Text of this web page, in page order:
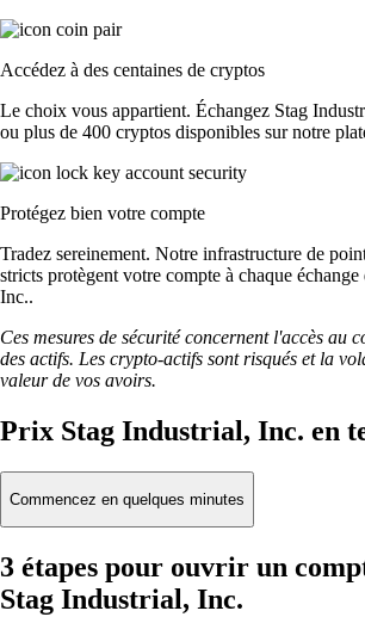
Accédez à des centaines de cryptos
Le choix vous appartient. Échangez Stag
ou plus de 400 cryptos disponibles sur notre
Protégez bien votre compte
Tradez sereinement. Notre infrastructure de
stricts protègent votre compte à chaque
Inc..
Ces mesures de sécurité concernent l'accès au
des actifs. Les crypto-actifs sont risqués et la
valeur de vos avoirs.
Prix Stag Industrial, Inc. en
Commencez en quelques minutes
3 étapes pour ouvrir un
Stag Industrial, Inc.